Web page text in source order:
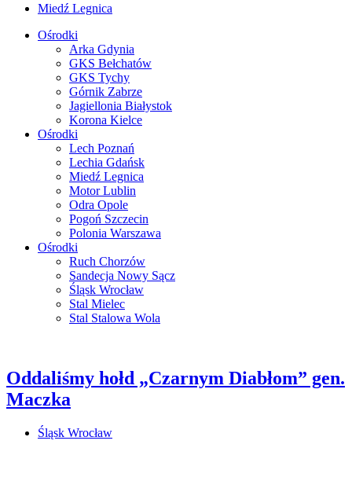
Miedź Legnica
Ośrodki
Arka Gdynia
GKS Bełchatów
GKS Tychy
Górnik Zabrze
Jagiellonia Białystok
Korona Kielce
Ośrodki
Lech Poznań
Lechia Gdańsk
Miedź Legnica
Motor Lublin
Odra Opole
Pogoń Szczecin
Polonia Warszawa
Ośrodki
Ruch Chorzów
Sandecja Nowy Sącz
Śląsk Wrocław
Stal Mielec
Stal Stalowa Wola
Oddaliśmy hołd „Czarnym Diabłom” gen.
Maczka
Śląsk Wrocław